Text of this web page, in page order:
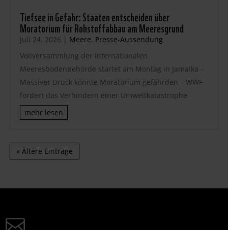
Tiefsee in Gefahr: Staaten entscheiden über
Moratorium für Rohstoffabbau am Meeresgrund
Juli 24, 2026 | Meere, Presse-Aussendung
Vollversammlung der internationalen
Meeresbodenbehörde startet am Montag in Jamaika –
Massiver Druck könnte Moratorium gefährden – WWF
fordert das Verhindern einer Umweltkatastrophe
mehr lesen
« Ältere Einträge